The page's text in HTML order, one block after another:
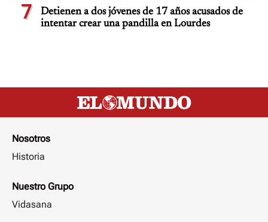
7
Detienen a dos jóvenes de 17 años acusados de
intentar crear una pandilla en Lourdes
Nosotros
Historia
Nuestro Grupo
Vidasana